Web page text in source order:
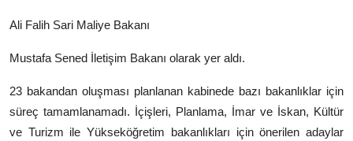
Ali Falih Sari Maliye Bakanı
Mustafa Sened İletişim Bakanı olarak yer aldı.
23 bakandan oluşması planlanan kabinede bazı bakanlıklar için
süreç tamamlanamadı. İçişleri, Planlama, İmar ve İskan, Kültür
ve Turizm ile Yükseköğretim bakanlıkları için önerilen adaylar